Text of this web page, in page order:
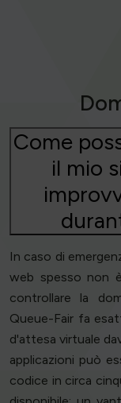
Come
il mio
In caso di
web spesso non
controllare la
Queue-Fair fa
d'attesa virtuale
applicazioni può
codice in circa